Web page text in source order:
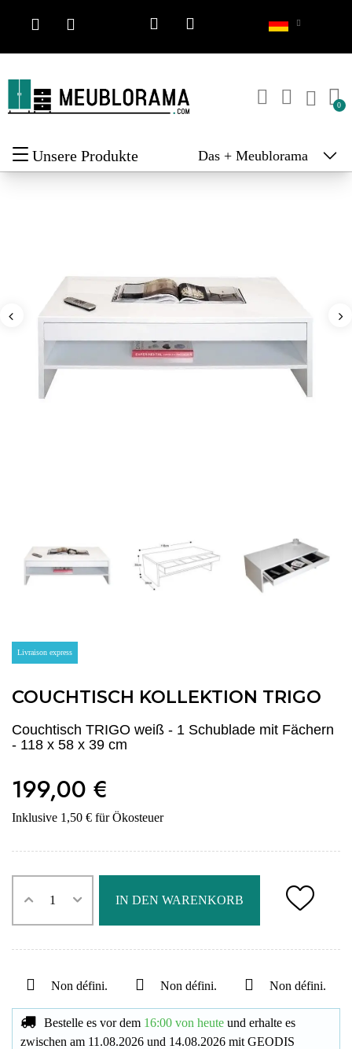
Unsere Produkte Das + Meublorama
Livraison express
COUCHTISCH KOLLEKTION TRIGO
Couchtisch TRIGO weiß - 1 Schublade mit Fächern
- 118 x 58 x 39 cm
199,00 €
Inklusive 1,50 € für Ökosteuer
IN DEN WARENKORB
Non défini. Non défini. Non défini.
Bestelle es vor dem 16:00 von heute und erhalte es
zwischen am 11.08.2026 und 14.08.2026 mit GEODIS